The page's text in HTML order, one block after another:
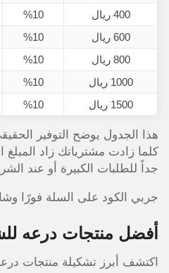
400 ريال
%10
600 ريال
%10
800 ريال
%10
1000 ريال
%10
1500 ريال
%10
هذا الجدول يوضح التوفير
كلما زادت مشترياتك زاد
جداً للطلبات الكبيرة أو عند
جربي الكود على السلة فورًا
أفضل منتجات درعه
اكتشف أبرز تشكيلة منتجات